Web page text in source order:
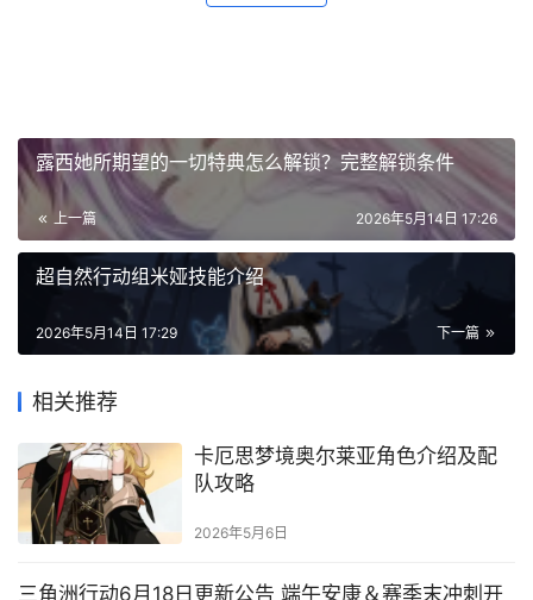
露西她所期望的一切特典怎么解锁？完整解锁条件
上一篇 2026年5月14日 17:26
超自然行动组米娅技能介绍
下一篇
2026年5月14日 17:29
相关推荐
卡厄思梦境奥尔莱亚角色介绍及配
队攻略
2026年5月6日
三角洲行动6月18日更新公告 端午安康＆赛季末冲刺开